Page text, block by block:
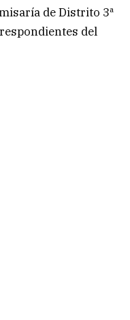
de Distrito 3ª
del